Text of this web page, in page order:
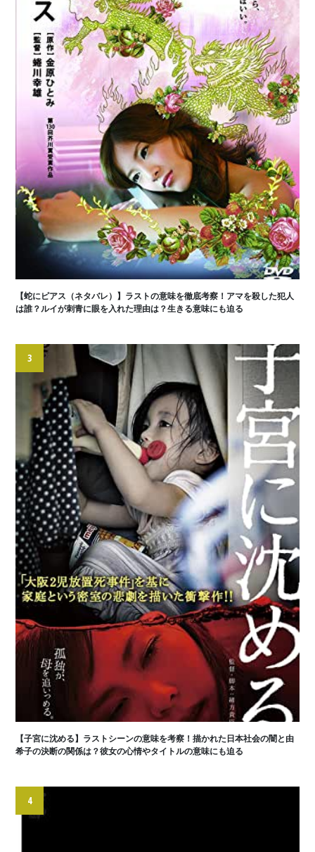
【蛇にピアス（ネタバレ）】ラストの意味を徹底考察！アマを殺した犯人
は誰？ルイが刺青に眼を入れた理由は？生きる意味にも迫る
3
【子宮に沈める】ラストシーンの意味を考察！描かれた日本社会の闇と由
希子の決断の関係は？彼女の心情やタイトルの意味にも迫る
4